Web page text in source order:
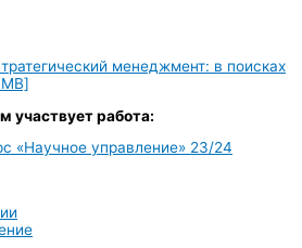
менеджмент: в поисках
участвует работа:
«Научное управление» 23/24